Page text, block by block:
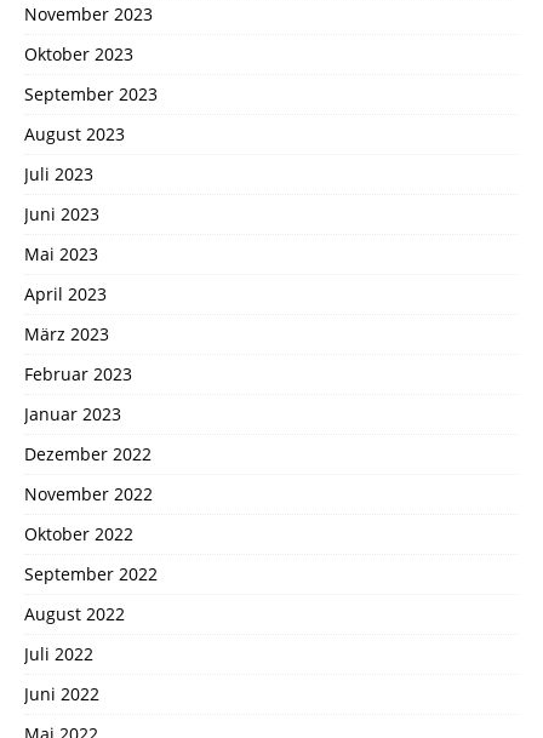
November 2023
Oktober 2023
September 2023
August 2023
Juli 2023
Juni 2023
Mai 2023
April 2023
März 2023
Februar 2023
Januar 2023
Dezember 2022
November 2022
Oktober 2022
September 2022
August 2022
Juli 2022
Juni 2022